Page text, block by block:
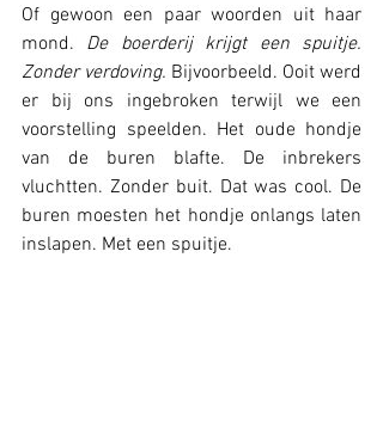
Of gewoon een paar woorden uit haar
mond. De boerderij krijgt een spuitje.
Zonder verdoving. Bijvoorbeeld. Ooit werd
er bij ons ingebroken terwijl we een
voorstelling speelden. Het oude hondje
van de buren blafte. De inbrekers
vluchtten. Zonder buit. Dat was cool. De
buren moesten het hondje onlangs laten
inslapen. Met een spuitje.